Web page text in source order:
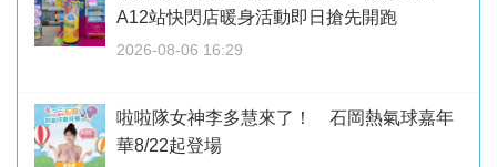
A12站快閃店暖身活動即日搶先開跑
2026-08-06 16:29
啦啦隊女神李多慧來了！ 石岡熱氣球嘉年
華8/22起登場